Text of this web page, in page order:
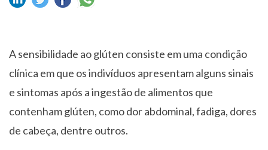
A sensibilidade ao glúten consiste em uma condição
clínica em que os indivíduos apresentam alguns sinais
e sintomas após a ingestão de alimentos que
contenham glúten, como dor abdominal, fadiga, dores
de cabeça, dentre outros.